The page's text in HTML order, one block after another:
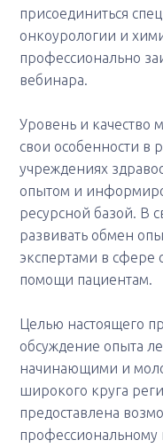
присоединиться
онкоурологии и
профессионально
вебинара.
Уровень и
свои особенности в
учреждениях
опытом и
ресурсной базой. В
развивать обмен
экспертами в сфере
помощи пациентам.
Целью настоящего
обсуждение опыта
начинающими и
широкого круга
предоставлена
профессиональному